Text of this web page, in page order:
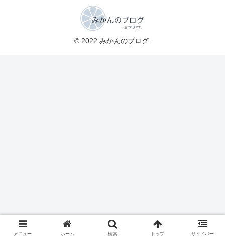
© 2022 みかんのブログ.
メニュー ホーム 検索 トップ サイドバー